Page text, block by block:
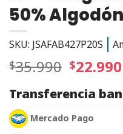
50%
SKU: JSAFAB427P20S
$35.990 $22.990
Transferencia
Mercado Pago